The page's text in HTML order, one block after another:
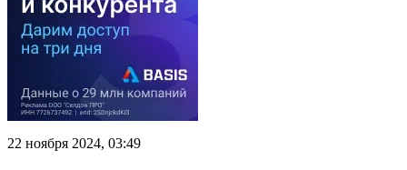
22 ноября 2024, 03:49